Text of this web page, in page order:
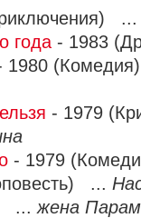
года - 1983
1980
- 1979
- 1979
...
... жена